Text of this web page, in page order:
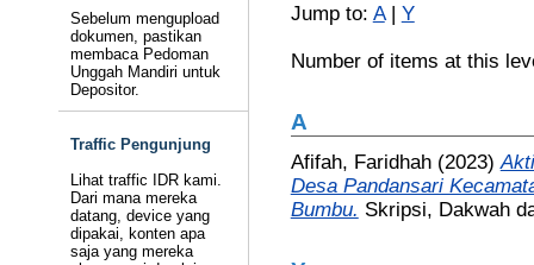
Sebelum mengupload
dokumen, pastikan
membaca Pedoman
Unggah Mandiri untuk
Depositor.
Traffic Pengunjung
Lihat traffic IDR kami.
Dari mana mereka
datang, device yang
dipakai, konten apa
saja yang mereka
Jump to: A| Y
Number of items at this
A
Afifah, Faridhah(2023)
Desa Pandansari
Bumbu. Skripsi, Dakwah